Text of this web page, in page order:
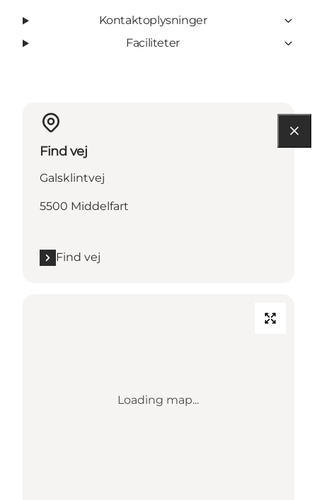
Kontaktoplysninger
Faciliteter
Find vej
Galsklintvej
5500 Middelfart
Find vej
Loading map...